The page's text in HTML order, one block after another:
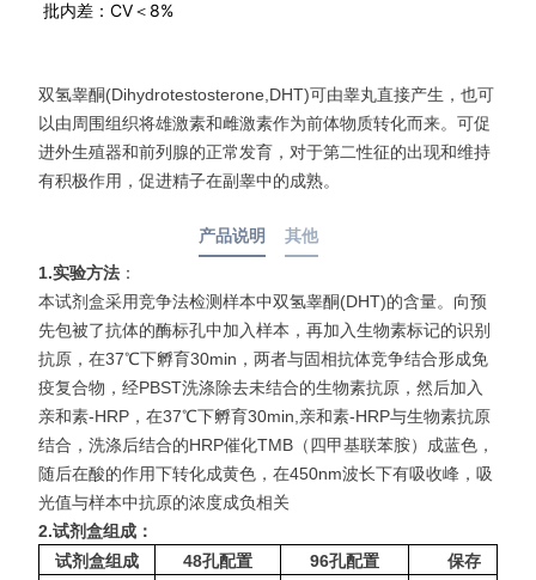
批内差：CV＜8%
双氢睾酮(Dihydrotestosterone,DHT)可由睾丸直接产生，也可
以由周围组织将雄激素和雌激素作为前体物质转化而来。可促
进外生殖器和前列腺的正常发育，对于第二性征的出现和维持
有积极作用，促进精子在副睾中的成熟。
产品说明 其他
1.实验方法 ：
本试剂盒采用竞争法检测样本中双氢睾酮(DHT)的含量。向预
先包被了抗体的酶标孔中加入样本，再加入生物素标记的识别
抗原，在37℃下孵育30min，两者与固相抗体竞争结合形成免
疫复合物，经PBST洗涤除去未结合的生物素抗原，然后加入
亲和素-HRP，在37℃下孵育30min,亲和素-HRP与生物素抗原
结合，洗涤后结合的HRP催化TMB（四甲基联苯胺）成蓝色，
随后在酸的作用下转化成黄色，在450nm波长下有吸收峰，吸
光值与样本中抗原的浓度成负相关
2.试剂盒组成：
试剂盒组成
48孔配置 96孔配置
保存